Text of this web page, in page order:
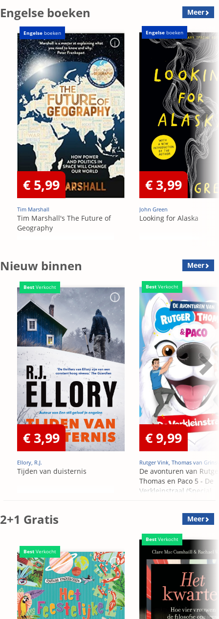
Engelse boeken Meer
Engelse boeken
€ 5,99
Tim Marshall
Tim Marshall's The Future of
Geography
Engelse boeken
€ 3,99
John Green
Looking for Alaska
Nieuw binnen Meer
Best Verkocht
€ 3,99
Ellory, R.J.
Tijden van duisternis
Best Verkocht
€ 9,99
Rutger Vink, Thomas van
De avonturen van
Thomas en Paco 5 - De
Verkleinstraal (Special
2+1 Gratis Meer
Best Verkocht
Best Verkocht